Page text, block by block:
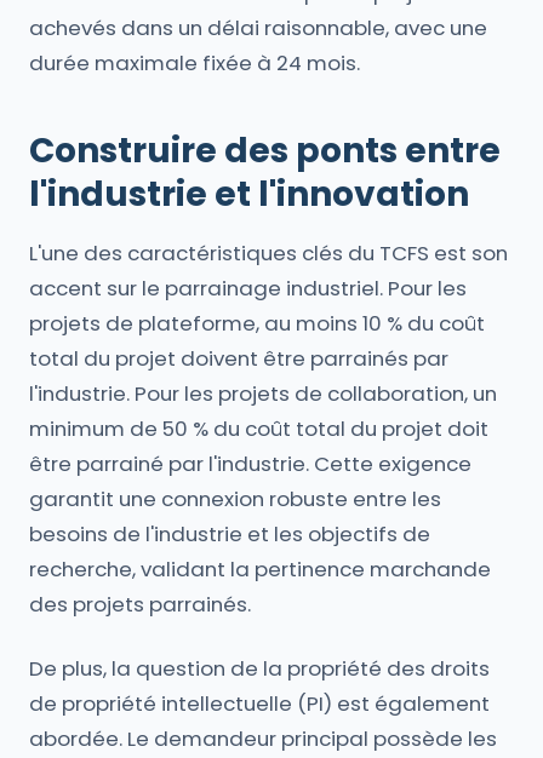
achevés dans un délai raisonnable, avec une
durée maximale fixée à 24 mois.
Construire des ponts entre
l'industrie et l'innovation
L'une des caractéristiques clés du TCFS est son
accent sur le parrainage industriel. Pour les
projets de plateforme, au moins 10 % du coût
total du projet doivent être parrainés par
l'industrie. Pour les projets de collaboration, un
minimum de 50 % du coût total du projet doit
être parrainé par l'industrie. Cette exigence
garantit une connexion robuste entre les
besoins de l'industrie et les objectifs de
recherche, validant la pertinence marchande
des projets parrainés.
De plus, la question de la propriété des droits
de propriété intellectuelle (PI) est également
abordée. Le demandeur principal possède les